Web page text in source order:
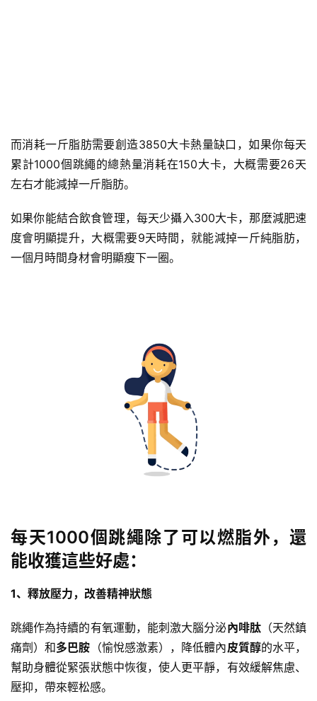
減
脂
計
有
氧
運
動
而消耗一斤脂肪需要創造3850大卡熱量缺口，如果你每天
累計1000個跳繩的總熱量消耗在150大卡，大概需要26天
左右才能減掉一斤脂肪。
如果你能結合飲食管理，每天少攝入300大卡，那麼減肥速
度會明顯提升，大概需要9天時間，就能減掉一斤純脂肪，
一個月時間身材會明顯瘦下一圈。
每天1000個跳繩除了可以燃脂外，還
能收獲這些好處：
1、釋放壓力，改善精神狀態
跳繩作為持續的有氧運動，能刺激大腦分泌內啡肽（天然鎮
痛劑）和多巴胺 （愉悅感激素），降低體內皮質醇的水平，
幫助身體從緊張狀態中恢復，使人更平靜，有效緩解焦慮、
壓抑，帶來輕松感。